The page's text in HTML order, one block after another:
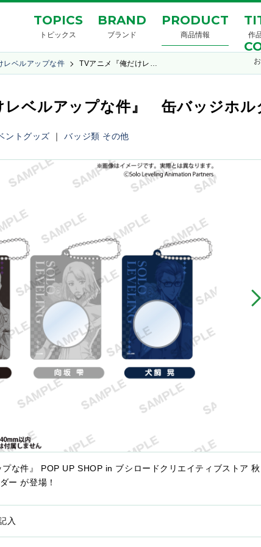
TOPICS
トピックス
BRAND
ブランド
PRODUCT
商品情報 作
レベルアップな件 TVアニメ『俺だけレ…
レベルアップな件』 缶バッジホ
ントグッズ ｜バッジ類 その他
プな件』 POP UP SHOP in ブシロードクリエイティブストア 秋
ー が登場！
入